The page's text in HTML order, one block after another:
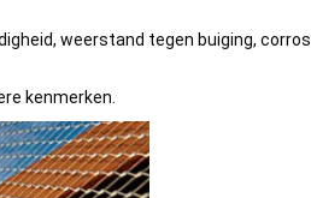
weerstand tegen buiging,
kenmerken.